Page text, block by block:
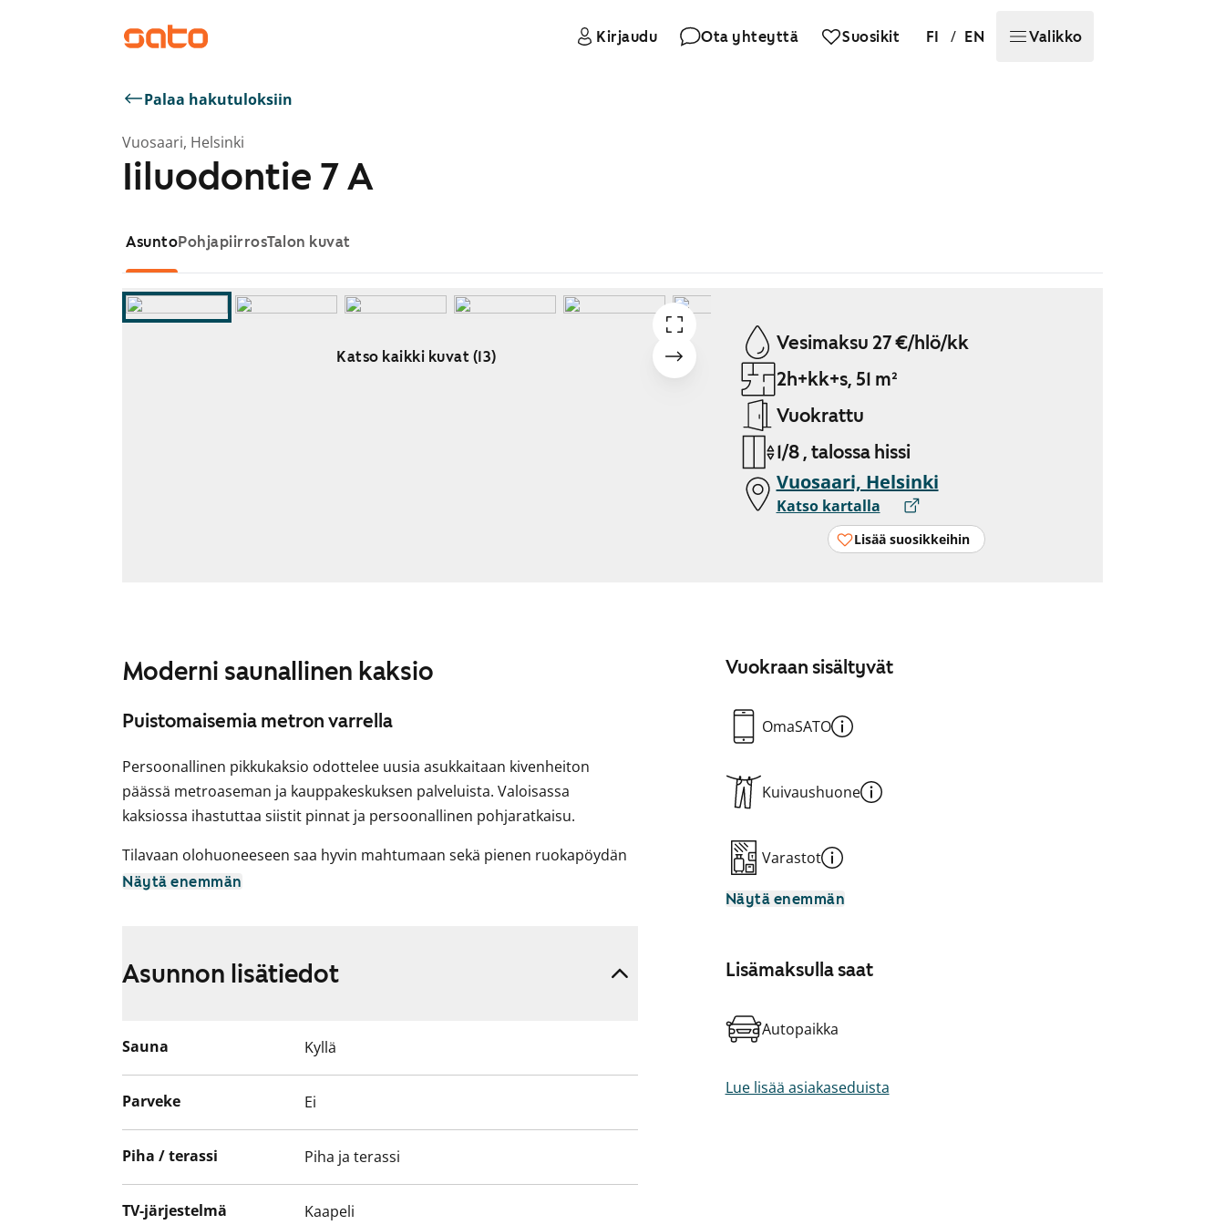
Kirjaudu Ota yhteyttä Suosikit FI / EN Valikko
Palaa hakutuloksiin
Vuosaari, Helsinki
Iiluodontie 7 A
AsuntoPohjapiirrosTalon kuvat
Katso kaikki kuvat (13)
Vesimaksu 27 €/hlö/kk
2h+kk+s, 51 m²
Vuokrattu
1/8 , talossa hissi
Vuosaari, Helsinki
Katso kartalla
Lisää suosikkeihin
Moderni saunallinen kaksio
Puistomaisemia metron varrella
Persoonallinen pikkukaksio odottelee uusia asukkaitaan kivenheiton
päässä metroaseman ja kauppakeskuksen palveluista. Valoisassa
kaksiossa ihastuttaa siistit pinnat ja persoonallinen pohjaratkaisu.
Tilavaan olohuoneeseen saa hyvin mahtumaan sekä pienen ruokapöydän
että sohvaryhmän. Makuuhuoneen sisustamista helpottavat vaatehuone
Näytä enemmän
Vuokraan sisältyvät
OmaSATO
Kuivaushuone
Varastot
Näytä enemmän
Lisämaksulla saat
Autopaikka
Lue lisää asiakaseduista
Asunnon lisätiedot
Sauna Kyllä
Parveke Ei
Piha / terassi Piha ja terassi
TV-järjestelmä Kaapeli